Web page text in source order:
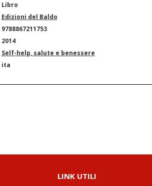
Libro
Edizioni del Baldo
9788867211753
2014
Self-help, salute e benessere
ita
LINK UTILI